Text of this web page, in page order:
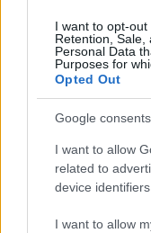
I want to opt-out
Retention, Sale,
Personal Data
Purposes for
Opted Out
Google consents
I want to allow
related to
device identifiers
I want to allow